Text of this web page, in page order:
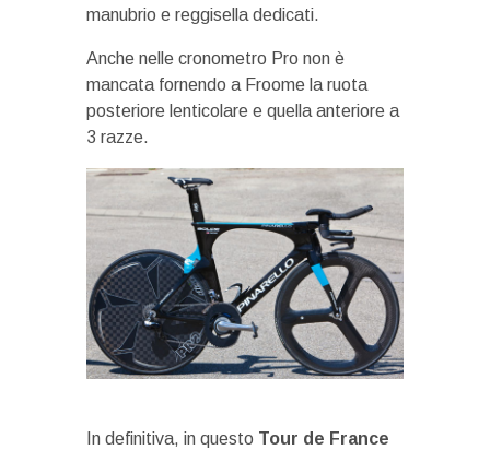
manubrio e reggisella dedicati.
Anche nelle cronometro Pro non è
mancata fornendo a Froome la ruota
posteriore lenticolare e quella anteriore a
3 razze.
In definitiva, in questo Tour de France